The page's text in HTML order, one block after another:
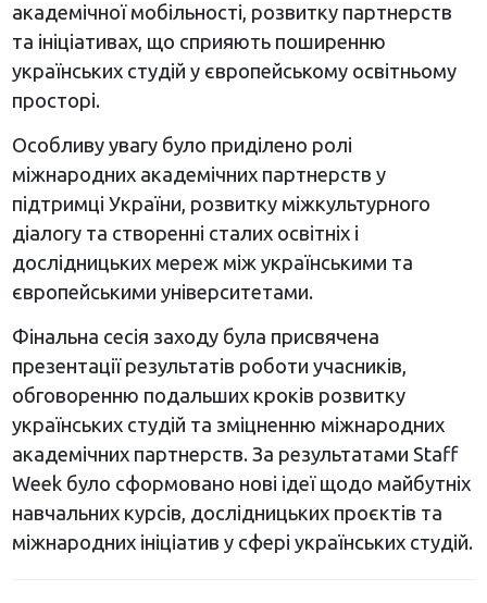
академічної мобільності, розвитку партнерств
та ініціативах, що сприяють поширенню
українських студій у європейському освітньому
просторі.
Особливу увагу було приділено ролі
міжнародних академічних партнерств у
підтримці України, розвитку міжкультурного
діалогу та створенні сталих освітніх і
дослідницьких мереж між українськими та
європейськими університетами.
Фінальна сесія заходу була присвячена
презентації результатів роботи учасників,
обговоренню подальших кроків розвитку
українських студій та зміцненню міжнародних
академічних партнерств. За результатами Staff
Week було сформовано нові ідеї щодо майбутніх
навчальних курсів, дослідницьких проєктів та
міжнародних ініціатив у сфері українських студій.